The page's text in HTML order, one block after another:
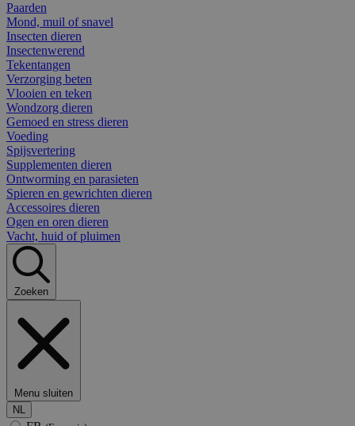
Paarden
Mond, muil of snavel
Insecten dieren
Insectenwerend
Tekentangen
Verzorging beten
Vlooien en teken
Wondzorg dieren
Gemoed en stress dieren
Voeding
Spijsvertering
Supplementen dieren
Ontworming en parasieten
Spieren en gewrichten dieren
Accessoires dieren
Ogen en oren dieren
Vacht, huid of pluimen
Zoeken
Menu sluiten
NL